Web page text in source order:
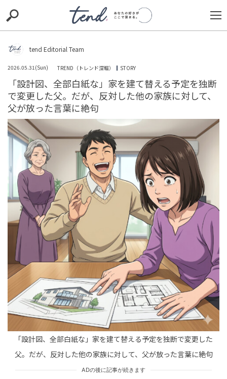
trill nordot RECOMMEND ARENA TOP
広島東洋カープ・松山竜平選手と田中広輔選手が今季限
りで退団へ。ファンからは「悲しくて淋しくてたまりま
せん」と惜しむ声も
HUMAN（話題の人）
ENTERTAINMENT
tend Editorial Team
「今週の予定は母さんに聞く」何でも義母に聞く新婚の
夫。だが、義母の言葉で夫の態度が一変
TREND（トレンド深堀）
STORY
tend Editorial Team
フリーアナ・笠井信輔、右目が突然開かなくなる…がん
からは「とにかくお大...
HUMAN（話題の人）
ENTERTAINMENT
tend Editorial Team
2026.05.31(Sun) TREND（トレンド深堀） STORY
「設計図、全部白紙な」家を建て替える予定を独断
で変更した父。だが、反対した他の家族に対して、
父が放った言葉に絶句
「設計図、全部白紙な」家を建て替える予定を独断で変更した
父。だが、反対した他の家族に対して、父が放った言葉に絶句
ADの後に記事が続きます